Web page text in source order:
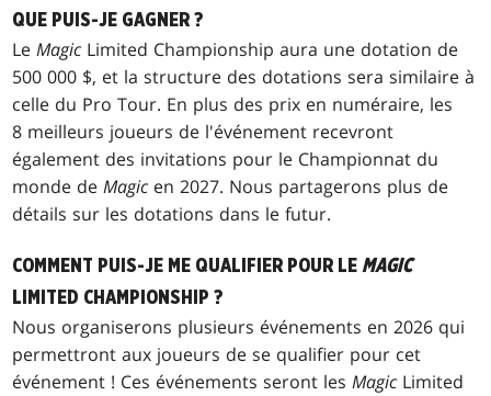
QUE PUIS-JE GAGNER ?
LeMagic Limited Championship aura une dotation de
500 000 $, et la structure des dotations sera similaire à
celle du Pro Tour. En plus des prix en numéraire, les
8 meilleurs joueurs de l'événement recevront
également des invitations pour le Championnat du
monde deMagic en 2027. Nous partagerons plus de
détails sur les dotations dans le futur.
COMMENT PUIS-JE ME QUALIFIER POUR LEMAGIC
LIMITED CHAMPIONSHIP ?
Nous organiserons plusieurs événements en 2026 qui
permettront aux joueurs de se qualifier pour cet
événement ! Ces événements seront lesMagic Limited